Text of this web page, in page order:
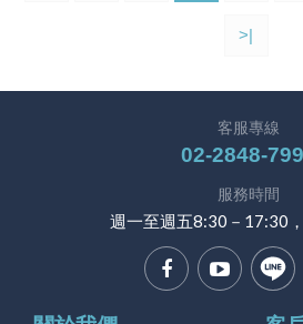
>|
客服專線
02-2848-
服務時間
週一至週五8:30－17:30